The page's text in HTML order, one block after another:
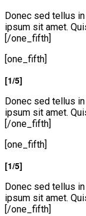
Donec sed tellus
ipsum sit amet.
[/one_fifth]
[one_fifth]
[1/5]
Donec sed tellus
ipsum sit amet.
[/one_fifth]
[one_fifth]
[1/5]
Donec sed tellus
ipsum sit amet.
[/one_fifth]